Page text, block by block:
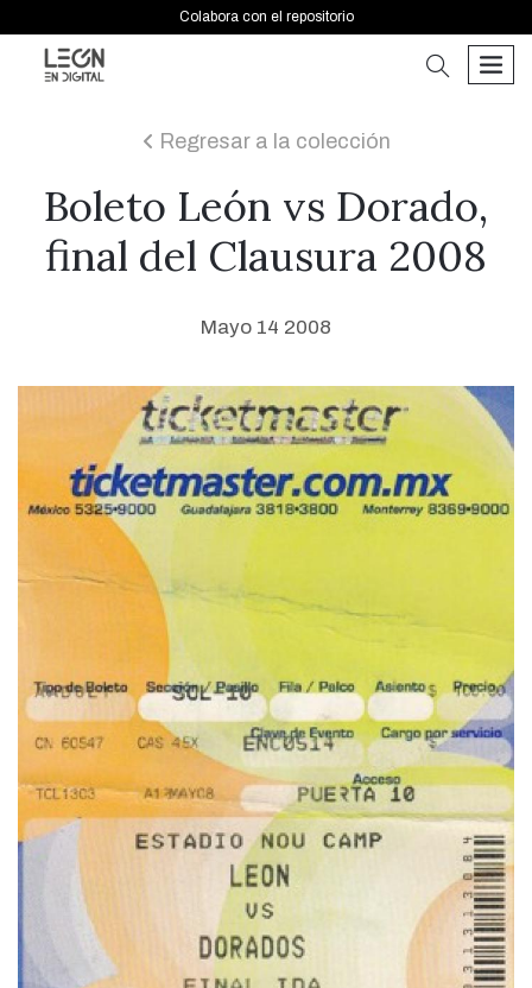
Colabora con el repositorio
buscar
icon
Regresar a la colección
Boleto León vs Dorado,
final del Clausura 2008
Mayo 14 2008